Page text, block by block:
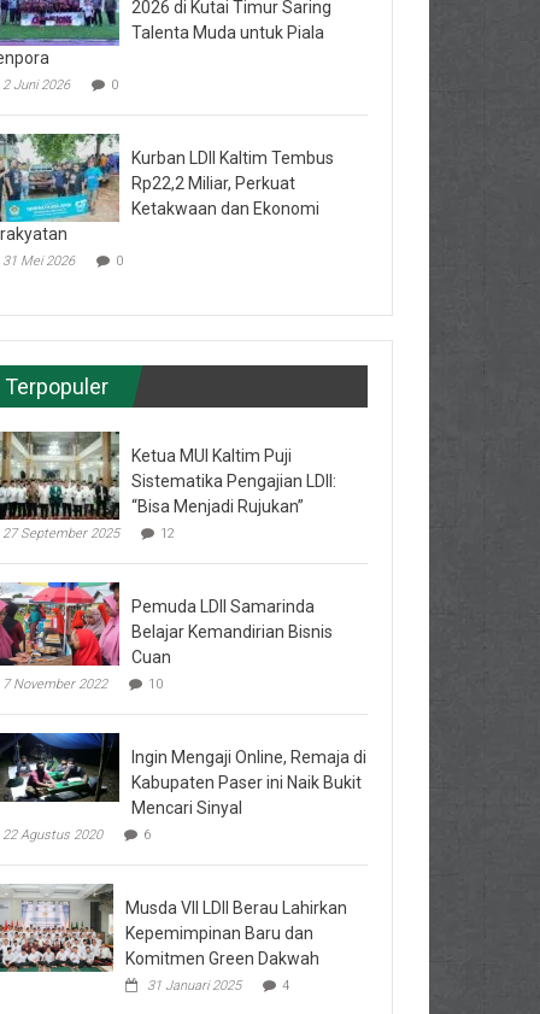
2026 di Kutai Timur Saring
Talenta Muda untuk Piala
2 Juni 2026 0
Kurban LDII Kaltim Tembus
Rp22,2 Miliar, Perkuat
Ketakwaan dan Ekonomi
31 Mei 2026 0
Terpopuler
Ketua MUI Kaltim Puji
Sistematika Pengajian LDII:
“Bisa Menjadi Rujukan”
27 September 2025 12
Pemuda LDII Samarinda
Belajar Kemandirian Bisnis
Cuan
7 November 2022 10
Ingin Mengaji Online, Remaja di
Kabupaten Paser ini Naik Bukit
Mencari Sinyal
22 Agustus 2020 6
Musda VII LDII Berau Lahirkan
Kepemimpinan Baru dan
Komitmen Green Dakwah
31 Januari 2025 4